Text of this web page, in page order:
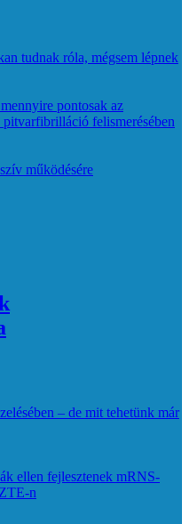
tudnak róla, mégsem lépnek
pontosak az
felismerésében
működésére
– de mit tehetünk már
ellen fejlesztenek mRNS-
n